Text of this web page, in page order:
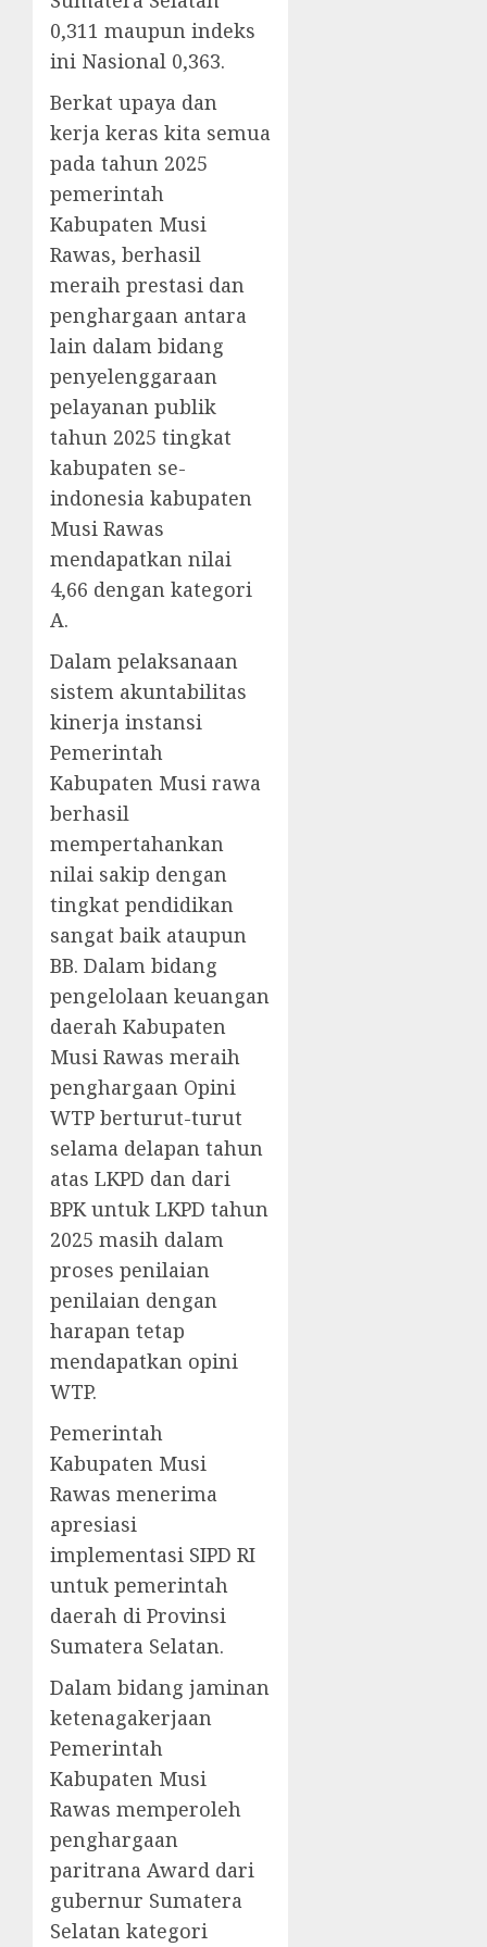
0,311 maupun indeks
ini Nasional 0,363.
Berkat upaya dan
kerja keras kita semua
pada tahun 2025
pemerintah
Kabupaten Musi
Rawas, berhasil
meraih prestasi dan
penghargaan antara
lain dalam bidang
penyelenggaraan
pelayanan publik
tahun 2025 tingkat
kabupaten se-
indonesia kabupaten
Musi Rawas
mendapatkan nilai
4,66 dengan kategori
A.
Dalam pelaksanaan
sistem akuntabilitas
kinerja instansi
Pemerintah
Kabupaten Musi rawa
berhasil
mempertahankan
nilai sakip dengan
tingkat pendidikan
sangat baik ataupun
BB. Dalam bidang
pengelolaan keuangan
daerah Kabupaten
Musi Rawas meraih
penghargaan Opini
WTP berturut-turut
selama delapan tahun
atas LKPD dan dari
BPK untuk LKPD tahun
2025 masih dalam
proses penilaian
penilaian dengan
harapan tetap
mendapatkan opini
WTP.
Pemerintah
Kabupaten Musi
Rawas menerima
apresiasi
implementasi SIPD RI
untuk pemerintah
daerah di Provinsi
Sumatera Selatan.
Dalam bidang jaminan
ketenagakerjaan
Pemerintah
Kabupaten Musi
Rawas memperoleh
penghargaan
paritrana Award dari
gubernur Sumatera
Selatan kategori